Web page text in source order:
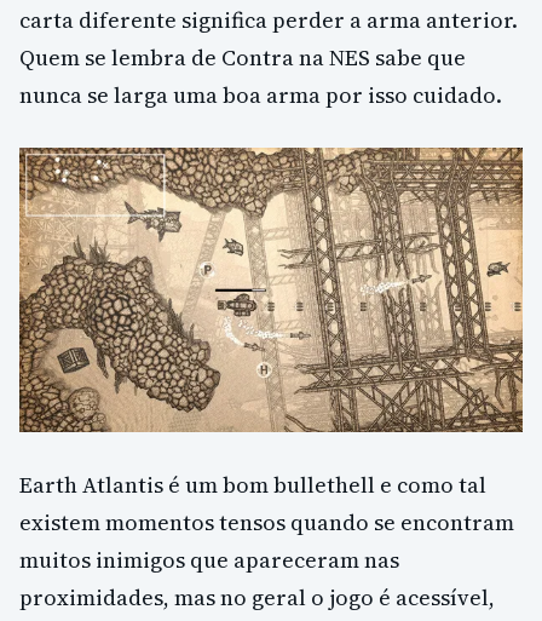
carta diferente significa perder a arma anterior.
Quem se lembra de Contra na NES sabe que
nunca se larga uma boa arma por isso cuidado.
Earth Atlantis é um bom bullethell e como tal
existem momentos tensos quando se encontram
muitos inimigos que apareceram nas
proximidades, mas no geral o jogo é acessível,